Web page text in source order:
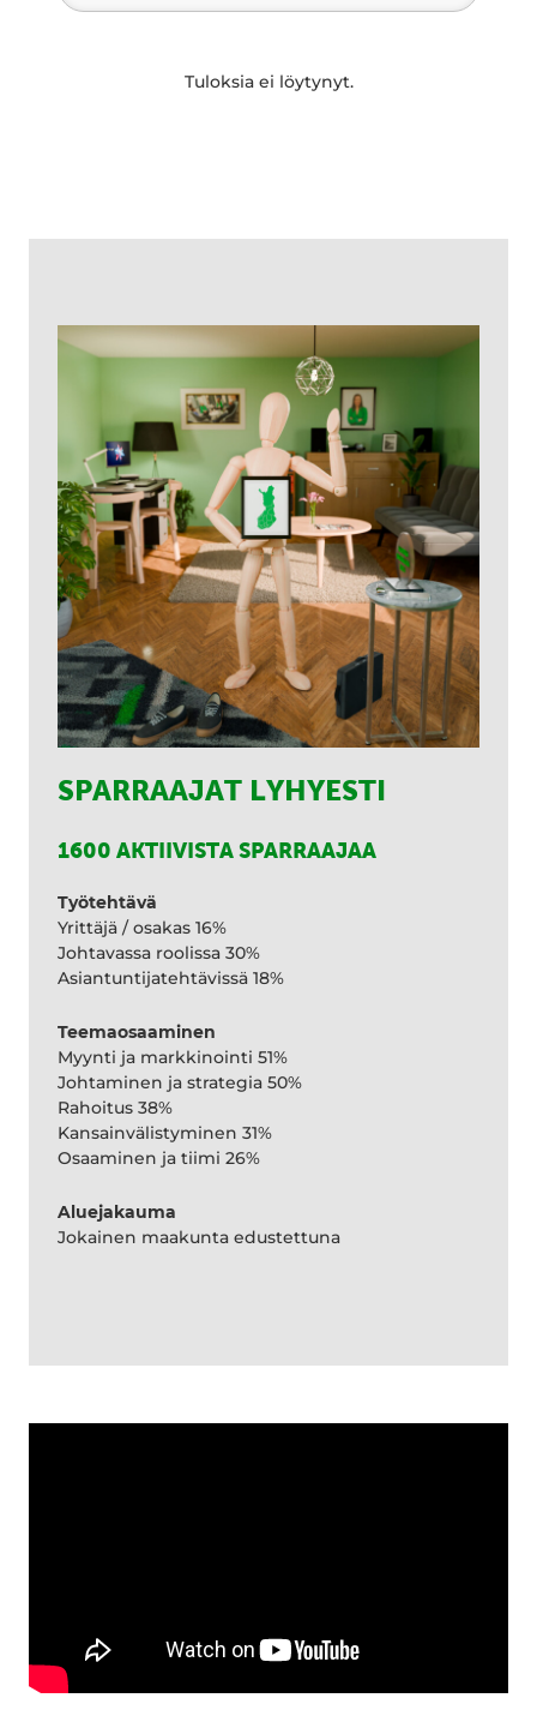
Tuloksia ei löytynyt.
SPARRAAJAT LYHYESTI
1600 AKTIIVISTA SPARRAAJAA
Työtehtävä
Yrittäjä / osakas 16%
Johtavassa roolissa 30%
Asiantuntijatehtävissä 18%
Teemaosaaminen
Myynti ja markkinointi 51%
Johtaminen ja strategia 50%
Rahoitus 38%
Kansainvälistyminen 31%
Osaaminen ja tiimi 26%
Aluejakauma
Jokainen maakunta edustettuna